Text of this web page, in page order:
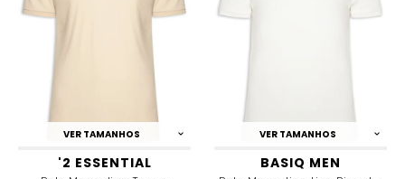
VER TAMANHOS
'2 ESSENTIAL
VER TAMANHOS
BASIQ MEN